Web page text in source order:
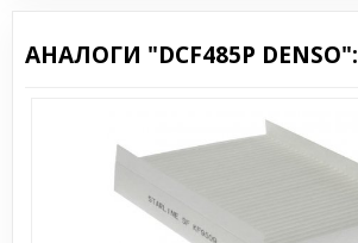
АНАЛОГИ "DCF485P DENSO":